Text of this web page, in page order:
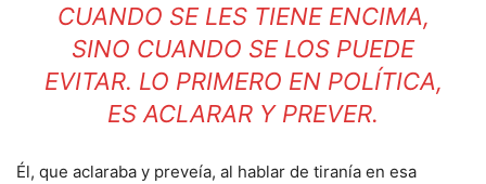
CUANDO SE LES TIENE ENCIMA,
SINO CUANDO SE LOS PUEDE
EVITAR. LO PRIMERO EN POLÍTICA,
ES ACLARAR Y PREVER.
Él, que aclaraba y preveía, al hablar de tiranía en esa